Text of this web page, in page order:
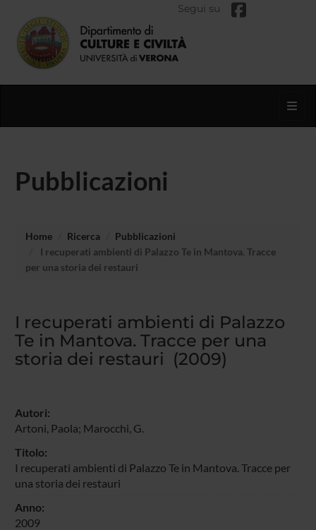
Segui su
Pubblicazioni
Home Ricerca
Pubblicazioni
I recuperati ambienti di Palazzo Te in Mantova. Tracce
per una storia dei restauri
I recuperati ambienti di Palazzo
Te in Mantova. Tracce per una
storia dei restauri (2009)
Autori:
Artoni, Paola; Marocchi, G.
Titolo:
I recuperati ambienti di Palazzo Te in Mantova. Tracce per
una storia dei restauri
Anno:
2009